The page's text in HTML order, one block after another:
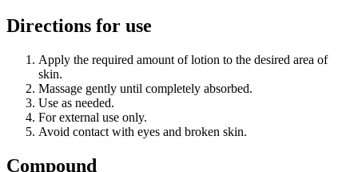
Directions for use
Apply the required amount of lotion to the desired area of
skin.
Massage gently until completely absorbed.
Use as needed.
For external use only.
Avoid contact with eyes and broken skin.
Compound